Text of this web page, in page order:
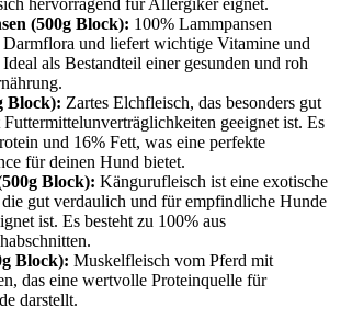
(500g Block): 100% Lammpansen
Darmflora und liefert wichtige Vitamine und
als Bestandteil einer gesunden und roh
Block): Zartes Elchfleisch, das besonders gut
geeignet ist. Es
und 16% Fett, was eine perfekte
für deinen Hund bietet.
Block): Kängurufleisch ist eine exotische
gut verdaulich und für empfindliche Hunde
ist. Es besteht zu 100% aus
Block): Muskelfleisch vom Pferd mit
das eine wertvolle Proteinquelle für
darstellt.